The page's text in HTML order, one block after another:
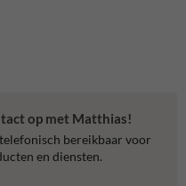
op met Matthias!
bereikbaar voor
en diensten.